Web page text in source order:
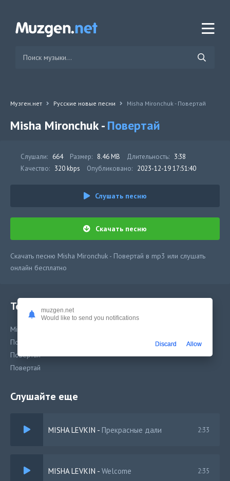
Музген.нет Русские новые песни Misha Mironchuk - Повертай
Misha Mironchuk -Повертай
Слушали: 664 Размер: 8.46 MB Длительность: 3:38
Качество: 320 kbps Опубликовано: 2023-12-19 17:51:40
Слушать песню
Скачать песню
Скачать песню Misha Mironchuk - Повертай в mp3 или слушать
онлайн бесплатно
Текст песни
Misha Mironchuk - Повертай
Повертай
Повертай
Повертай
Слушайте еще
MISHA LEVKIN - Прекрасные дали 2:33
MISHA LEVKIN - Welcome 2:35
muzgen.net
Would like to send you notifications
Discard Allow